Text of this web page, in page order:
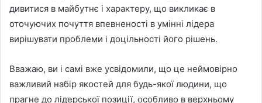
дивитися в майбутнє і характеру, що викликає в
оточуючих почуття впевненості в умінні лідера
вирішувати проблеми і доцільності його рішень.
Вважаю, ви і самі вже усвідомили, що це неймовірно
важливий набір якостей для будь-якої людини, що
прагне до лідерської позиції, особливо в верхньому